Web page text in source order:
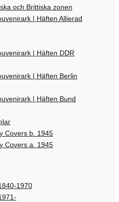
och Brittiska zonen
| Häften Allierad
| Häften DDR
| Häften Berlin
| Häften Bund
Covers b. 1945
Covers a. 1945
1970